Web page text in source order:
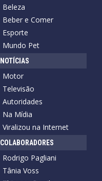
Beleza
Beber e Comer
Esporte
Mundo Pet
NOTÍCIAS
Motor
Televisão
Autoridades
Na Mídia
Viralizou na Internet
COLABORADORES
Rodrigo Pagliani
Tânia Voss